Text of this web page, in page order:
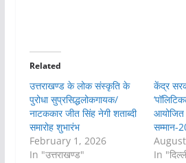
Related
उत्तराखण्ड के लोक संस्कृति के
पुरोधा सुप्रसिद्धलोकगायक/
नाटककार जीत सिंह नेगी शताब्दी
समारोह शुभारंभ
February 1, 2026
In "उत्तराखण्ड"
केंद्र
आयोजित
सम्मान-
In